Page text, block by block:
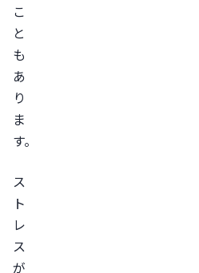
こ
と
も
あ
り
ま
す。
ス
ト
レ
ス
が